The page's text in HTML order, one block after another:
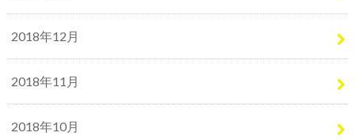
2018年12月
2018年11月
2018年10月